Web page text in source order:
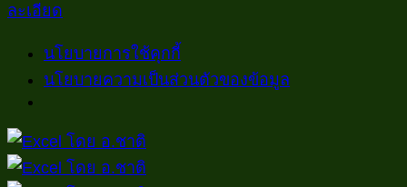
ละเอียด
นโยบายการใช้คุกกี้
นโยบายความเป็นส่วนตัวของข้อมูล
ข้าม
ไป